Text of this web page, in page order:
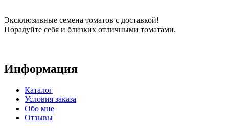
Эксклюзивные семена томатов с доставкой!
Порадуйте себя и близких отличными томатами.
Информация
Каталог
Условия заказа
Обо мне
Отзывы